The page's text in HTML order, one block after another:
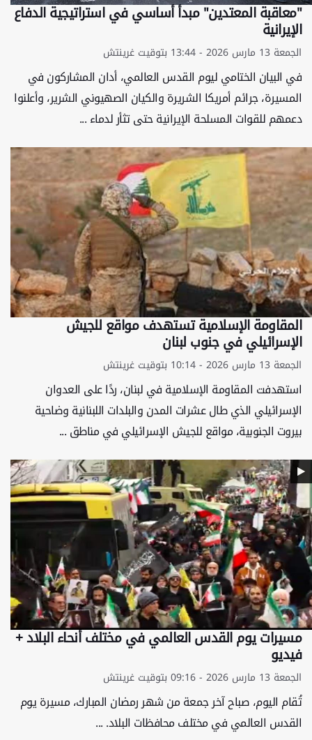
"معاقبة المعتدين" مبدأ أساسي في استراتيجية الدفاع
الإيرانية
الجمعة 13 مارس 2026 - 13:44 بتوقيت غرينتش
في البيان الختامي ليوم القدس العالمي، أدان المشاركون في
المسيرة، جرائم أمريكا الشريرة والكيان الصهيوني الشرير، وأعلنوا
دعمهم للقوات المسلحة الإيرانية حتى تثأر لدماء ...
المقاومة الإسلامية تستهدف مواقع للجيش
الإسرائيلي في جنوب لبنان
الجمعة 13 مارس 2026 - 10:14 بتوقيت غرينتش
استهدفت المقاومة الإسلامية في لبنان، ردًا على العدوان
الإسرائيلي الذي طال عشرات المدن والبلدات اللبنانية وضاحية
بيروت الجنوبية، مواقع للجيش الإسرائيلي في مناطق ...
مسيرات يوم القدس العالمي في مختلف أنحاء البلاد +
فيديو
الجمعة 13 مارس 2026 - 09:16 بتوقيت غرينتش
تُقام اليوم، صباح آخر جمعة من شهر رمضان المبارك، مسيرة يوم
القدس العالمي في مختلف محافظات البلاد. ...